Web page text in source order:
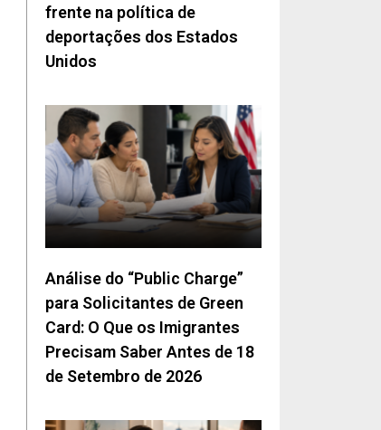
frente na política de
deportações dos Estados
Unidos
Análise do “Public Charge”
para Solicitantes de Green
Card: O Que os Imigrantes
Precisam Saber Antes de 18
de Setembro de 2026